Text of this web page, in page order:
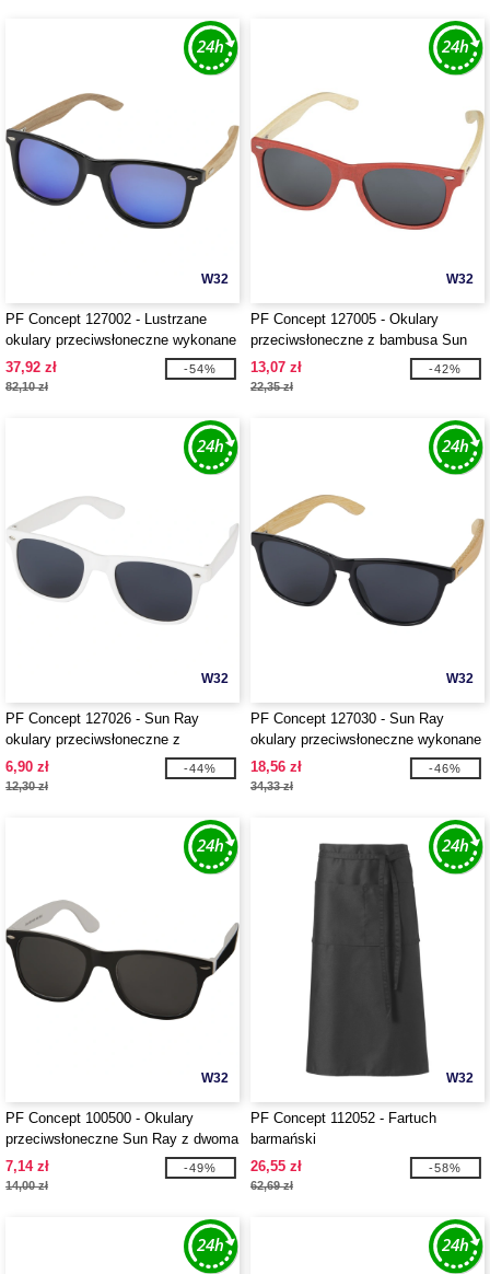
W32
PF Concept 127002 - Lustrzane
okulary przeciwsłoneczne wykonane
z plastiku PET z recyklingu/drewna
Hiru z polaryzacją w pudełku
37,92 zł
82,10 zł
-54%
W32
PF Concept 127005 - Okulary
przeciwsłoneczne z bambusa Sun
Ray
13,07 zł
22,35 zł
-42%
W32
PF Concept 127026 - Sun Ray
okulary przeciwsłoneczne z
tworzywa sztucznego pochodzącego
z recyklingu
6,90 zł
12,30 zł
-44%
W32
PF Concept 127030 - Sun Ray
okulary przeciwsłoneczne wykonane
z włókien bambusa i plastiku
zaśmiecającego oceany
18,56 zł
34,33 zł
-46%
W32
PF Concept 100500 - Okulary
przeciwsłoneczne Sun Ray z dwoma
kolorowymi wstawkami
7,14 zł
14,00 zł
-49%
W32
PF Concept 112052 - Fartuch
barmański
26,55 zł
62,69 zł
-58%